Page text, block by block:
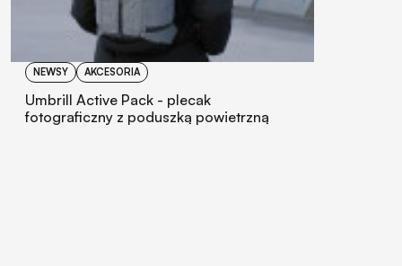
NEWSY AKCESORIA
Umbrill Active Pack - plecak
fotograficzny z poduszką powietrzną